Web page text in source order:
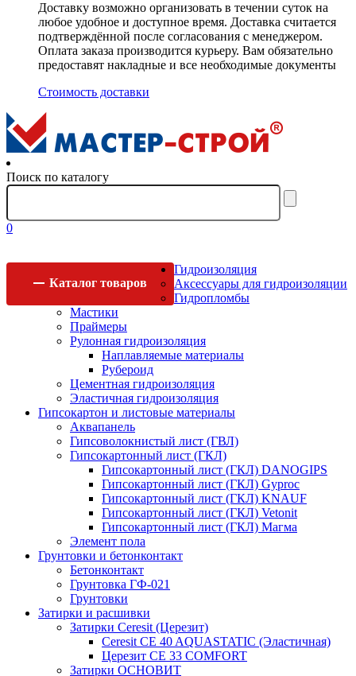
Доставку возможно организовать в течении суток на
любое удобное и доступное время. Доставка считается
подтверждённой после согласования с менеджером.
Оплата заказа производится курьеру. Вам обязательно
предоставят накладные и все необходимые документы
Стоимость доставки
Поиск по каталогу
0
Каталог товаров
Гидроизоляция
Аксессуары для гидроизоляции
Гидропломбы
Мастики
Праймеры
Рулонная гидроизоляция
Наплавляемые материалы
Рубероид
Цементная гидроизоляция
Эластичная гидроизоляция
Гипсокартон и листовые материалы
Аквапанель
Гипсоволокнистый лист (ГВЛ)
Гипсокартонный лист (ГКЛ)
Гипсокартонный лист (ГКЛ) DANOGIPS
Гипсокартонный лист (ГКЛ) Gyproc
Гипсокартонный лист (ГКЛ) KNAUF
Гипсокартонный лист (ГКЛ) Vetonit
Гипсокартонный лист (ГКЛ) Магма
Элемент пола
Грунтовки и бетонконтакт
Бетонконтакт
Грунтовка ГФ-021
Грунтовки
Затирки и расшивки
Затирки Ceresit (Церезит)
Ceresit CE 40 AQUASTATIC (Эластичная)
Церезит CE 33 COMFORT
Затирки ОСНОВИТ